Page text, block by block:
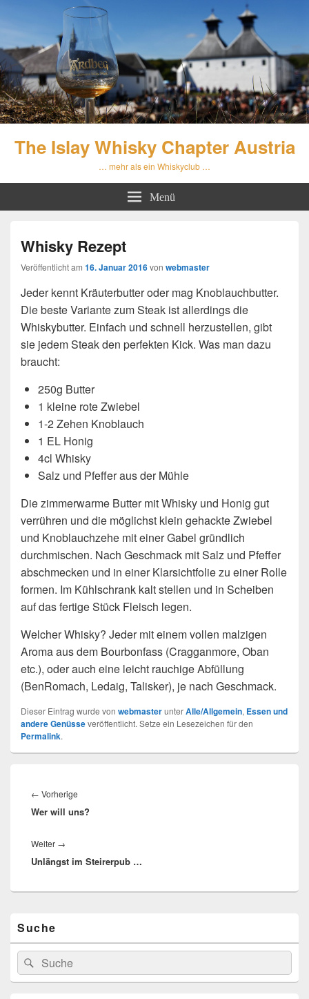
The Islay Whisky Chapter Austria
… mehr als ein Whiskyclub …
Menü
Whisky Rezept
Veröffentlicht am 16. Januar 2016von webmaster
Jeder kennt Kräuterbutter oder mag Knoblauchbutter.
Die beste Variante zum Steak ist allerdings die
Whiskybutter. Einfach und schnell herzustellen, gibt
sie jedem Steak den perfekten Kick. Was man dazu
braucht:
250g Butter
1 kleine rote Zwiebel
1-2 Zehen Knoblauch
1 EL Honig
4cl Whisky
Salz und Pfeffer aus der Mühle
Die zimmerwarme Butter mit Whisky und Honig gut
verrühren und die möglichst klein gehackte Zwiebel
und Knoblauchzehe mit einer Gabel gründlich
durchmischen. Nach Geschmack mit Salz und Pfeffer
abschmecken und in einer Klarsichtfolie zu einer Rolle
formen. Im Kühlschrank kalt stellen und in Scheiben
auf das fertige Stück Fleisch legen.
Welcher Whisky? Jeder mit einem vollen malzigen
Aroma aus dem Bourbonfass (Cragganmore, Oban
etc.), oder auch eine leicht rauchige Abfüllung
(BenRomach, Ledaig, Talisker), je nach Geschmack.
Dieser Eintrag wurde von webmasterunterAlle/Allgemein, Essen und
andere Genüsseveröffentlicht. Setze ein Lesezeichen für den
Permalink.
← Vorherige
Beitrag:
Wer will uns?
Weiter →
Beitrag:
Unlängst im Steirerpub …
Seitenleisten-
Widgetbereich
Suche
Suchen
nach:
Suchen